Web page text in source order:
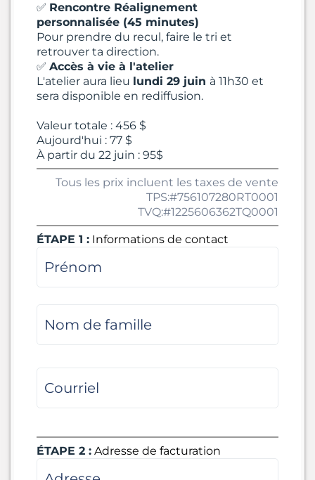
✅ Rencontre Réalignement
personnalisée (45 minutes)
Pour prendre du recul, faire le tri et
retrouver ta direction.
✅ Accès à vie à l'atelier
L'atelier aura lieu lundi 29 juin à 11h30 et
sera disponible en rediffusion.
Valeur totale : 456 $
Aujourd'hui : 77 $
À partir du 22 juin : 95$
Tous les prix incluent les taxes de vente
TPS:#756107280RT0001
TVQ:#1225606362TQ0001
ÉTAPE 1 : Informations de contact
ÉTAPE 2 : Adresse de facturation